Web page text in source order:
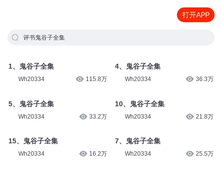
打开APP
评书鬼谷子全集
1、鬼谷子全集
Wh20334 115.8万
5、鬼谷子全集
Wh20334 33.2万
15、鬼谷子全集
Wh20334 16.2万
4、鬼谷子全集
Wh20334 36.3万
10、鬼谷子全集
Wh20334 21.8万
7、鬼谷子全集
Wh20334 25.5万